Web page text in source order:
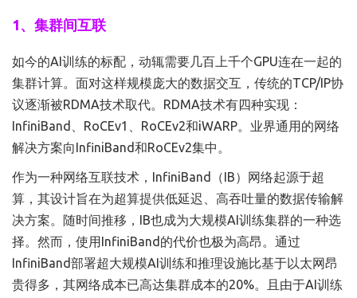
1、集群间互联
如今的AI训练的标配，动辄需要几百上千个GPU连在一起的
集群计算。面对这样规模庞大的数据交互，传统的TCP/IP协
议逐渐被RDMA技术取代。RDMA技术有四种实现：
InfiniBand、RoCEv1、RoCEv2和iWARP。业界通用的网络
解决方案向InfiniBand和RoCEv2集中。
作为一种网络互联技术，InfiniBand（IB）网络起源于超
算，其设计旨在为超算提供低延迟、高吞吐量的数据传输解
决方案。随时间推移，IB也成为大规模AI训练集群的一种选
择。然而，使用InfiniBand的代价也极为高昂。通过
InfiniBand部署超大规模AI训练和推理设施比基于以太网昂
贵得多，其网络成本已高达集群成本的20%。且由于AI训练